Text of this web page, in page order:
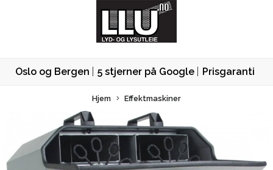
Oslo og Bergen 5 stjerner på Google Prisgaranti
Hjem Effektmaskiner